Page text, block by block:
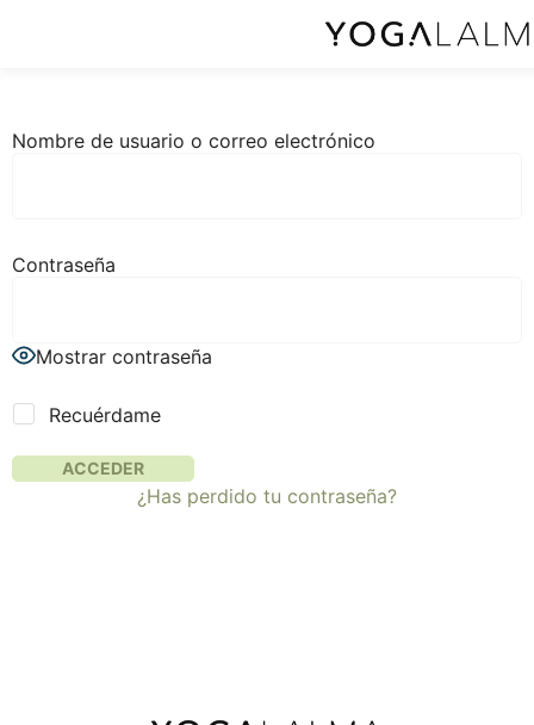
Nombre de usuario o correo electrónico
Contraseña
Mostrar contraseña
Recuérdame
¿Has perdido tu contraseña?